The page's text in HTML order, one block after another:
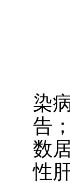
染
告
数
性